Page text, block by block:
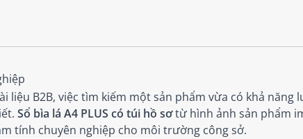
liệu B2B, việc tìm kiếm một sản phẩm vừa có khả
Sổ bìa lá A4 PLUS có túi hồ sơtừ hình ảnh sản phẩm
tính chuyên nghiệp cho môi trường công sở.